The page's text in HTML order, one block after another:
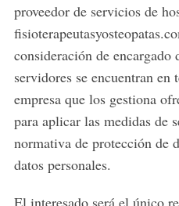
proveedor de servicios de
consideración de
servidores se encuentran
empresa que los gestiona
para aplicar las medidas de
normativa de protección de
datos personales.
El interesado será el único